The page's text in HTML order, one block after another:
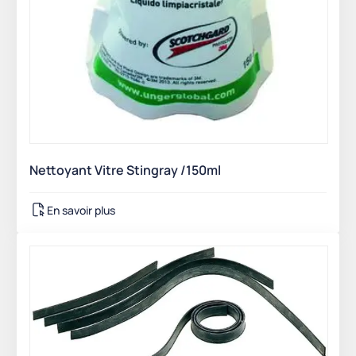
Nettoyant Vitre Stingray /150ml
En savoir plus